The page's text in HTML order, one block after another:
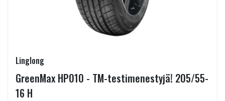
Linglong
GreenMax HP010 - TM-testimenestyjä! 205/55-
16 H